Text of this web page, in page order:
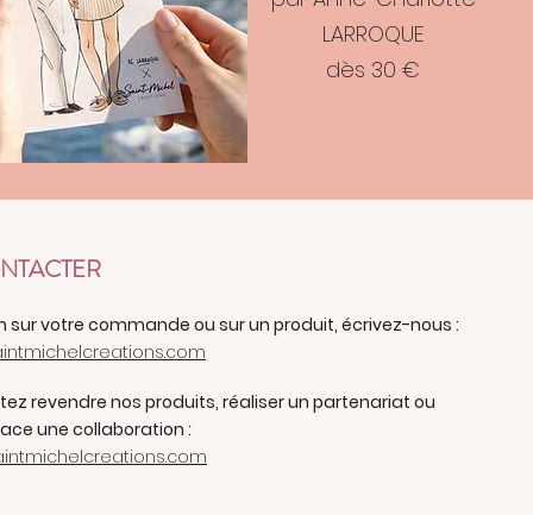
LARROQUE
dès 30 €
sur votre commande ou sur un produit, écrivez-nous :
revendre nos produits, réaliser un partenariat ou
une collaboration :